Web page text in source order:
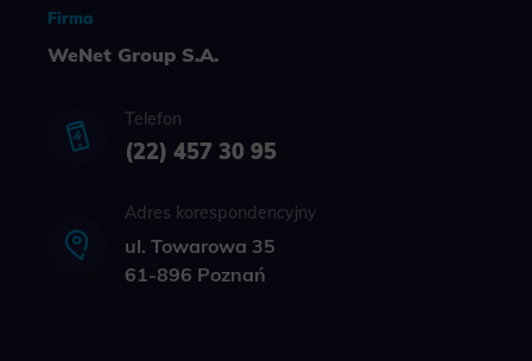
Firma
WeNet Group S.A.
Telefon
(22) 457 30 95
Adres korespondencyjny
ul. Towarowa 35
61-896 Poznań